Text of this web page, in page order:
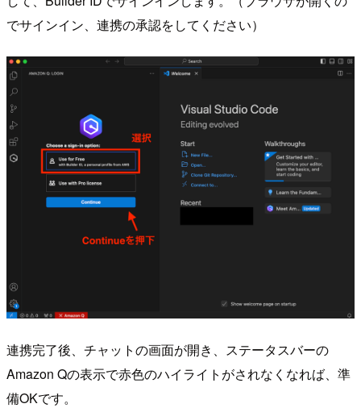
でサインイン、連携の承認をしてください）
連携完了後、チャットの画面が開き、ステータスバーの
Amazon Qの表示で赤色のハイライトがされなくなれば、準
備OKです。